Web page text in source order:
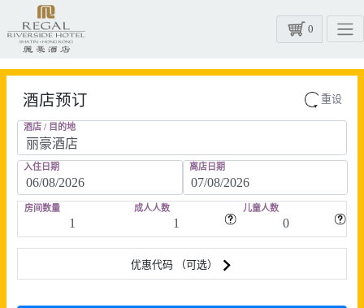
0
酒店预订 重设
酒店 / 目的地
入住日期 离店日期
房间数量 成人人数 儿童人数
优惠代码 （可选）